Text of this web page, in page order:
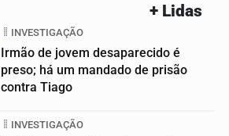
+ Lidas
INVESTIGAÇÃO
Irmão de jovem desaparecido é
preso; há um mandado de prisão
contra Tiago
INVESTIGAÇÃO